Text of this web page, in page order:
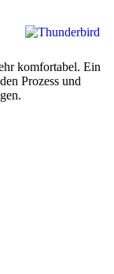
komfortabel. Ein
Prozess und